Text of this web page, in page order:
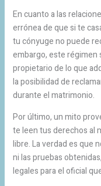
En cuanto a las
errónea de que si te
tu cónyuge no puede
embargo, este régimen
propietario de lo que
la posibilidad de
durante el matrimonio.
Por último, un mito
te leen tus derechos al
libre. La verdad es que
ni las pruebas
legales para el oficial